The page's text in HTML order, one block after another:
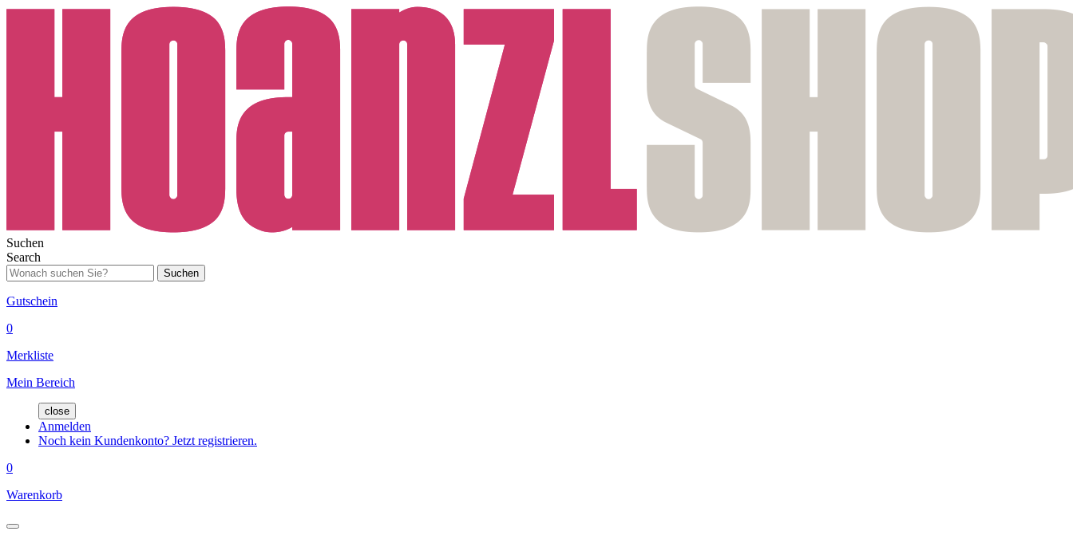
Suchen
Search
Suchen
Gutschein
0
Merkliste
Mein Bereich
close
Anmelden
Noch kein Kundenkonto? Jetzt registrieren.
0
Warenkorb